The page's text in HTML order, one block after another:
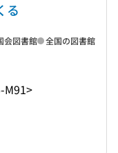
る
M91>
会図書館 全国の図書館